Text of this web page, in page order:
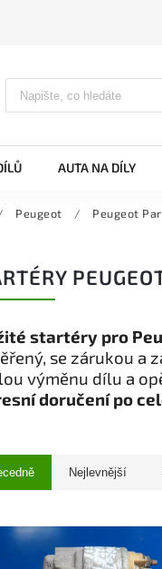
AUTA NA DÍLY
Peugeot / Peugeot
startéry pro
se zárukou a
výměnu dílu a
doručení po
Nejlevnější